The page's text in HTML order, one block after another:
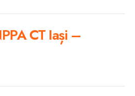
CT Iași –